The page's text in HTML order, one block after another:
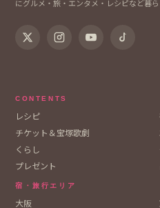
にグルメ・旅・エンタメ・レシピなど暮
CONTENTS
レシピ
チケット＆宝塚歌劇
くらし
プレゼント
宿・旅行エリア
大阪